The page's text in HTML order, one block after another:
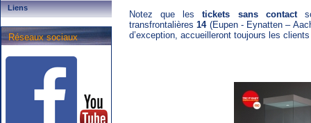
Liens
Réseaux sociaux
Notez que lestickets sans contact
transfrontalières14(Eupen - Eynatten –
d’exception, accueilleront toujours les